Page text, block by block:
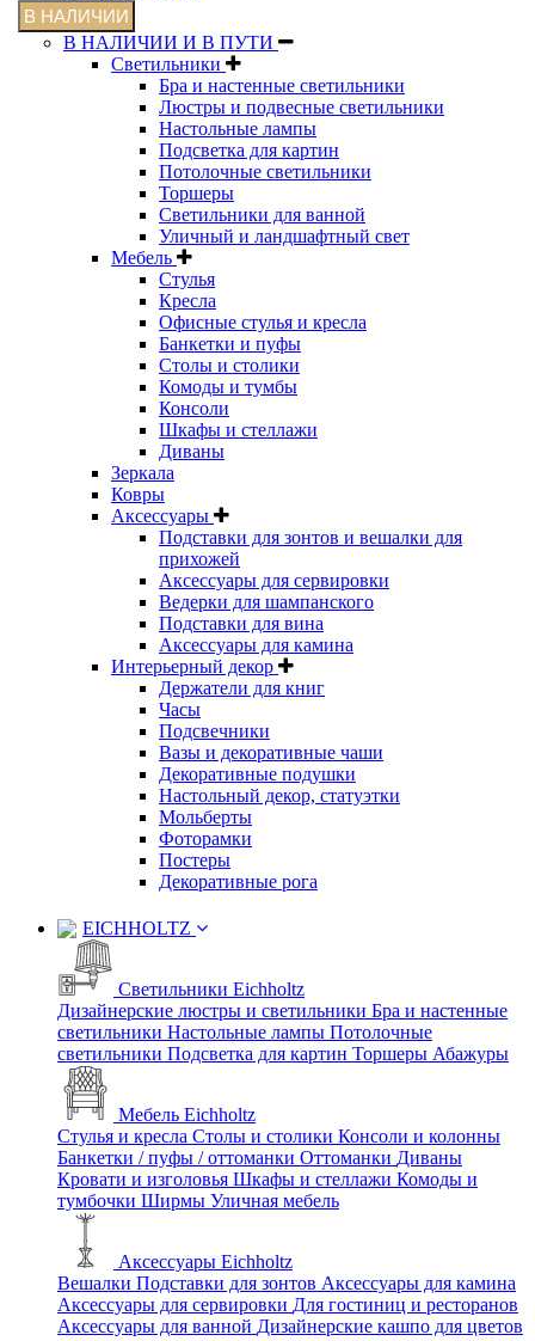
В НАЛИЧИИ
В НАЛИЧИИ И В ПУТИ
Светильники
Бра и настенные светильники
Люстры и подвесные светильники
Настольные лампы
Подсветка для картин
Потолочные светильники
Торшеры
Светильники для ванной
Уличный и ландшафтный свет
Мебель
Стулья
Кресла
Офисные стулья и кресла
Банкетки и пуфы
Столы и столики
Комоды и тумбы
Консоли
Шкафы и стеллажи
Диваны
Зеркала
Ковры
Аксессуары
Подставки для зонтов и вешалки для
прихожей
Аксессуары для сервировки
Ведерки для шампанского
Подставки для вина
Аксессуары для камина
Интерьерный декор
Держатели для книг
Часы
Подсвечники
Вазы и декоративные чаши
Декоративные подушки
Настольный декор, статуэтки
Мольберты
Фоторамки
Постеры
Декоративные рога
EICHHOLTZ
Светильники Eichholtz
Дизайнерские люстры и светильники Бра и настенные
светильники Настольные лампы Потолочные
светильники Подсветка для картин Торшеры Абажуры
Мебель Eichholtz
Стулья и кресла Столы и столики Консоли и колонны
Банкетки / пуфы / оттоманки Оттоманки Диваны
Кровати и изголовья Шкафы и стеллажи Комоды и
тумбочки Ширмы Уличная мебель
Аксессуары Eichholtz
Вешалки Подставки для зонтов Аксессуары для камина
Аксессуары для сервировки Для гостиниц и ресторанов
Аксессуары для ванной Дизайнерские кашпо для цветов